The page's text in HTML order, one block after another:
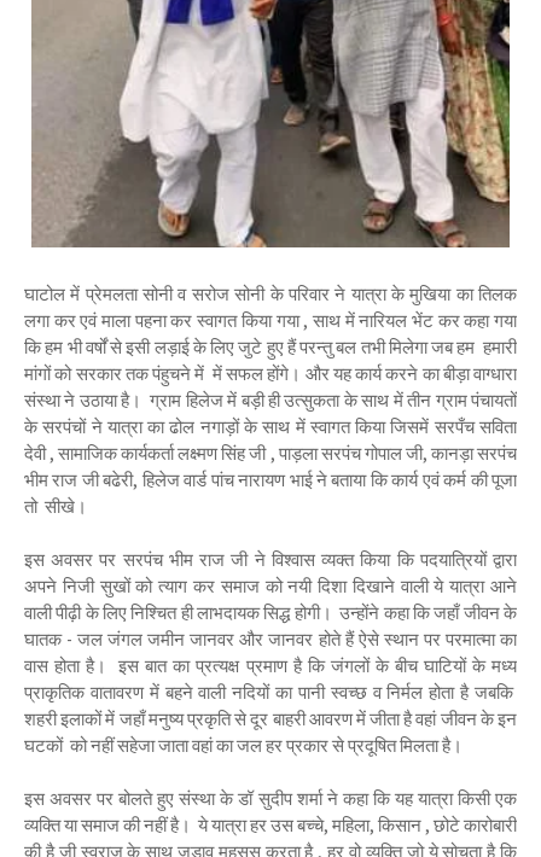
घाटोल में प्रेमलता सोनी व सरोज सोनी के परिवार ने यात्रा के मुखिया का तिलक
लगा कर एवं माला पहना कर स्वागत किया गया , साथ में नारियल भेंट कर कहा गया
कि हम भी वर्षों से इसी लड़ाई के लिए जुटे हुए हैं परन्तु बल तभी मिलेगा जब हम हमारी
मांगों को सरकार तक पंहुचने में में सफल होंगे। और यह कार्य करने का बीड़ा वाग्धारा
संस्था ने उठाया है। ग्राम हिलेज में बड़ी ही उत्सुकता के साथ में तीन ग्राम पंचायतों
के सरपंचों ने यात्रा का ढोल नगाड़ों के साथ में स्वागत किया जिसमें सरपँच सविता
देवी , सामाजिक कार्यकर्ता लक्ष्मण सिंह जी , पाड़ला सरपंच गोपाल जी, कानड़ा सरपंच
भीम राज जी बढेरी, हिलेज वार्ड पांच नारायण भाई ने बताया कि कार्य एवं कर्म की पूजा
तो सीखे।
इस अवसर पर सरपंच भीम राज जी ने विश्वास व्यक्त किया कि पदयात्रियों द्वारा
अपने निजी सुखों को त्याग कर समाज को नयी दिशा दिखाने वाली ये यात्रा आने
वाली पीढ़ी के लिए निश्चित ही लाभदायक सिद्ध होगी। उन्होंने कहा कि जहाँ जीवन के
घातक - जल जंगल जमीन जानवर और जानवर होते हैं ऐसे स्थान पर परमात्मा का
वास होता है। इस बात का प्रत्यक्ष प्रमाण है कि जंगलों के बीच घाटियों के मध्य
प्राकृतिक वातावरण में बहने वाली नदियों का पानी स्वच्छ व निर्मल होता है जबकि
शहरी इलाकों में जहाँ मनुष्य प्रकृति से दूर बाहरी आवरण में जीता है वहां जीवन के इन
घटकों को नहीं सहेजा जाता वहां का जल हर प्रकार से प्रदूषित मिलता है।
इस अवसर पर बोलते हुए संस्था के डॉ सुदीप शर्मा ने कहा कि यह यात्रा किसी एक
व्यक्ति या समाज की नहीं है। ये यात्रा हर उस बच्चे, महिला, किसान , छोटे कारोबारी
की है जी स्वराज के साथ जुड़ाव महसूस करता है , हर वो व्यक्ति जो ये सोचता है कि